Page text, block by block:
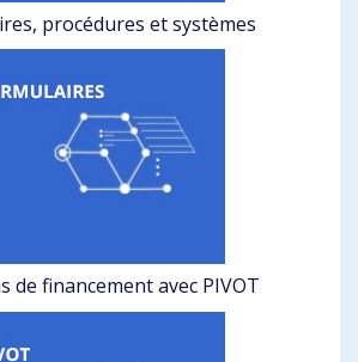
procédures et systèmes
de financement avec PIVOT